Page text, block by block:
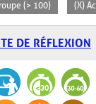
(> 100) (X)
DE RÉFLEXION